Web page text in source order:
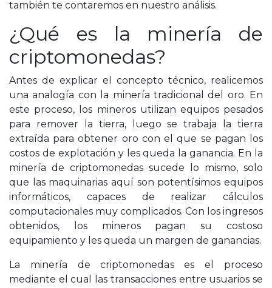
también te contaremos en nuestro análisis.
¿Qué es la minería de
criptomonedas?
Antes de explicar el concepto técnico, realicemos
una analogía con la minería tradicional del oro. En
este proceso, los mineros utilizan equipos pesados
para remover la tierra, luego se trabaja la tierra
extraída para obtener oro con el que se pagan los
costos de explotación y les queda la ganancia. En la
minería de criptomonedas sucede lo mismo, solo
que las maquinarias aquí son potentísimos equipos
informáticos, capaces de realizar cálculos
computacionales muy complicados. Con los ingresos
obtenidos, los mineros pagan su costoso
equipamiento y les queda un margen de ganancias.
La minería de criptomonedas es el proceso
mediante el cual las transacciones entre usuarios se